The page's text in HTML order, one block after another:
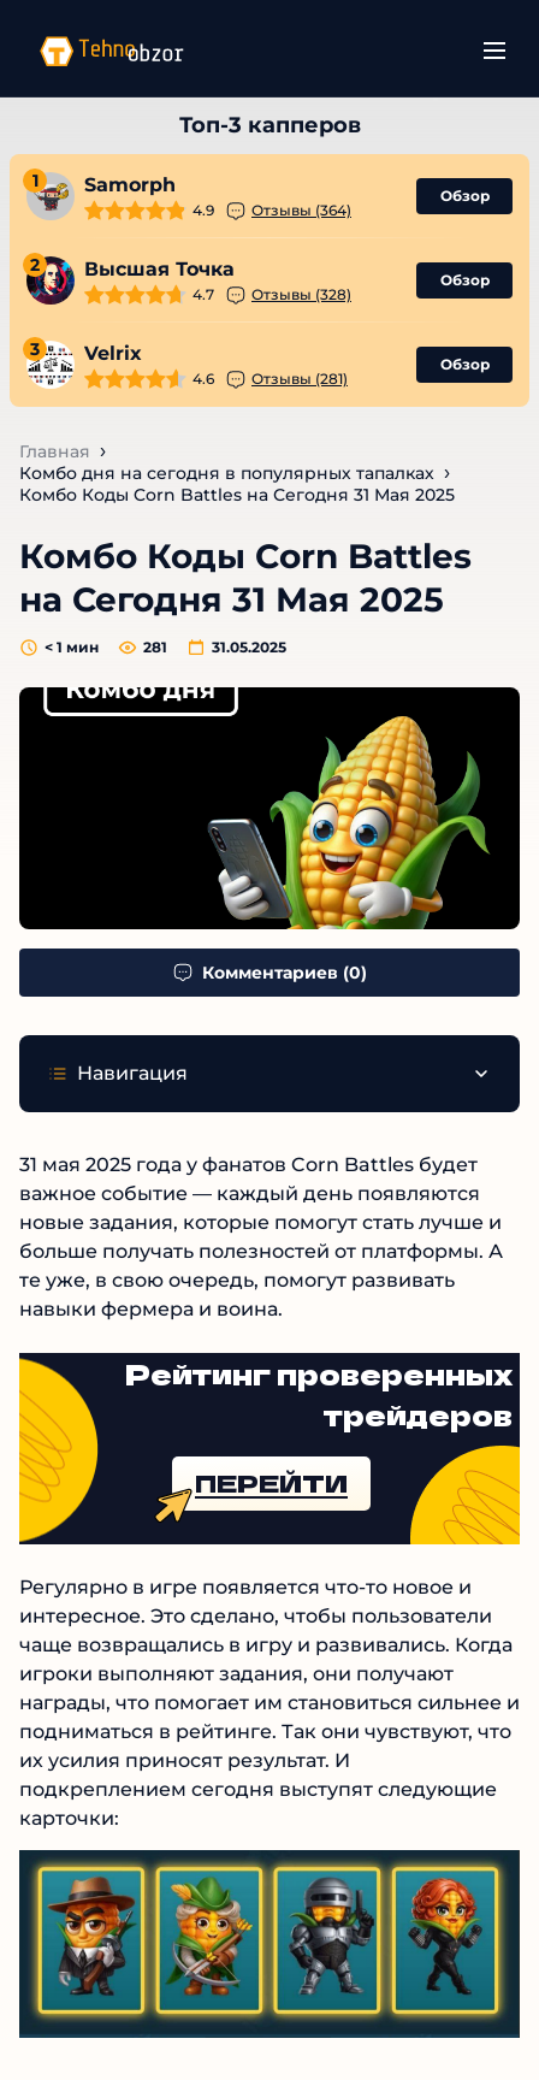
1 Samorph
4.9 Отзывы (364)
Обзор
2 Высшая Точка
4.7 Отзывы (328)
Обзор
3 Velrix
4.6 Отзывы (281)
Обзор
Главная
Комбо дня на сегодня в популярных тапалках
Комбо Коды Corn Battles на Сегодня 31 Мая 2025
Комбо Коды Corn Battles
на Сегодня 31 Мая 2025
31.05.2025
< 1 мин 281
Комментариев (0)
Навигация
31 мая 2025 года у фанатов Corn Battles будет
важное событие — каждый день появляются
новые задания, которые помогут стать лучше и
больше получать полезностей от платформы. А
те уже, в свою очередь, помогут развивать
навыки фермера и воина.
Рейтинг проверенных
трейдеров
ПЕРЕЙТИ
Регулярно в игре появляется что-то новое и
интересное. Это сделано, чтобы пользователи
чаще возвращались в игру и развивались. Когда
игроки выполняют задания, они получают
награды, что помогает им становиться сильнее и
подниматься в рейтинге. Так они чувствуют, что
их усилия приносят результат. И
подкреплением сегодня выступят следующие
карточки: